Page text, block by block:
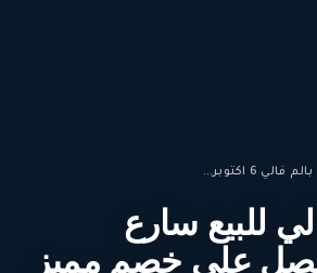
فالي 6 اكتوبر...
للبيع سارع
علي خصم مميز